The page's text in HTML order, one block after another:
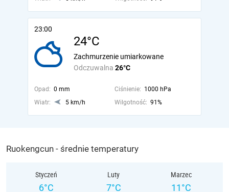
23:00
24°C
Odczuwalna 26°C
Zachmurzenie umiarkowane
Opad: 0 mm Ciśnienie: 1000 hPa
Wiatr:
5 km/h Wilgotność: 91%
Ruokengcun - średnie temperatury
Styczeń
6°C
Luty
7°C
Marzec
11°C